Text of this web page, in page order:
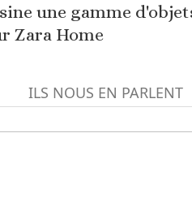
une gamme
Zara Home
ILS NOUS EN PARLENT